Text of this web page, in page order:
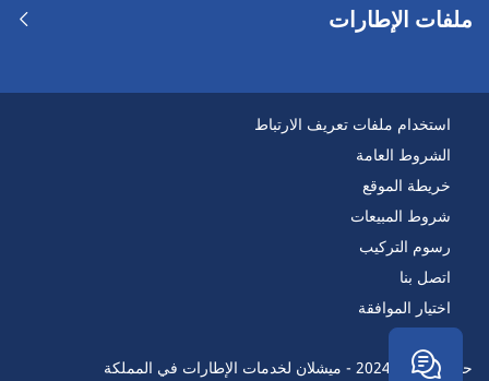
رَن فلات (0)
خيارات أخرى
ملفات الإطارات
استخدام ملفات تعريف الارتباط
الشروط العامة
خريطة الموقع
شروط المبيعات
رسوم التركيب
اتصل بنا
اختيار الموافقة
حقوق النسخ 2024 - ميشلان لخدمات الإطارات في المملكة